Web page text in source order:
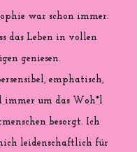
war schon immer:
das Leben in vollen
geniesen.
emphatisch,
immer um das Woh*l
besorgt. Ich
leidenschaftlich für